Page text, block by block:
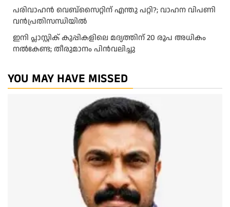
പരിവാഹൻ വെബ്സൈറ്റിന് എന്തു പറ്റി?; വാഹന വിപണി
വന്‍പ്രതിസന്ധിയിൽ
ഇനി പ്ലാസ്റ്റിക് കുപ്പികളിലെ മദ്യത്തിന് 20 രൂപ അധികം
നല്‍കേണ്ട; തീരുമാനം പിന്‍വലിച്ചു
YOU MAY HAVE MISSED